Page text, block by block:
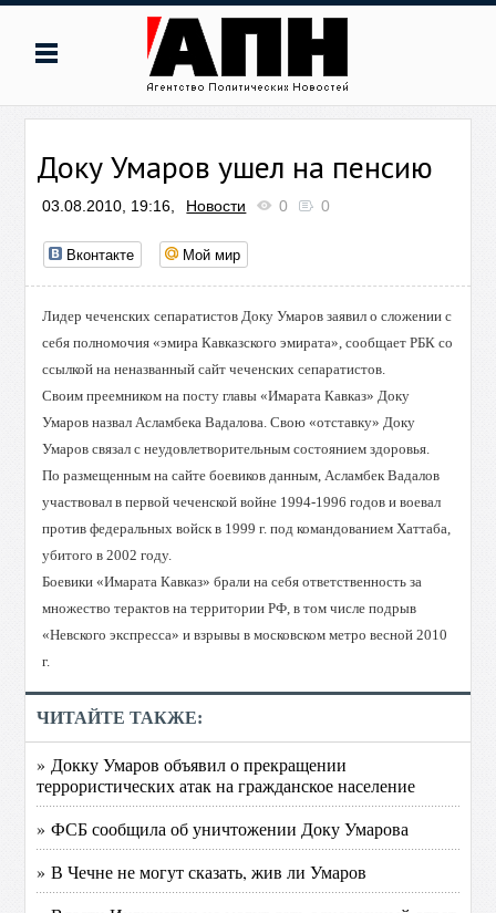
Доку Умаров ушел на пенсию
03.08.2010, 19:16, Новости 0 0
Вконтакте Мой мир
Лидер чеченских сепаратистов Доку Умаров заявил о сложении с
себя полномочия «эмира Кавказского эмирата», сообщает РБК со
ссылкой на неназванный сайт чеченских сепаратистов.
Своим преемником на посту главы «Имарата Кавказ» Доку
Умаров назвал Асламбека Вадалова. Свою «отставку» Доку
Умаров связал с неудовлетворительным состоянием здоровья.
По размещенным на сайте боевиков данным, Асламбек Вадалов
участвовал в первой чеченской войне 1994-1996 годов и воевал
против федеральных войск в 1999 г. под командованием Хаттаба,
убитого в 2002 году.
Боевики «Имарата Кавказ» брали на себя ответственность за
множество терактов на территории РФ, в том числе подрыв
«Невского экспресса» и взрывы в московском метро весной 2010
г.
ЧИТАЙТЕ ТАКЖЕ:
» Докку Умаров объявил о прекращении
террористических атак на гражданское население
» ФСБ сообщила об уничтожении Доку Умарова
» В Чечне не могут сказать, жив ли Умаров